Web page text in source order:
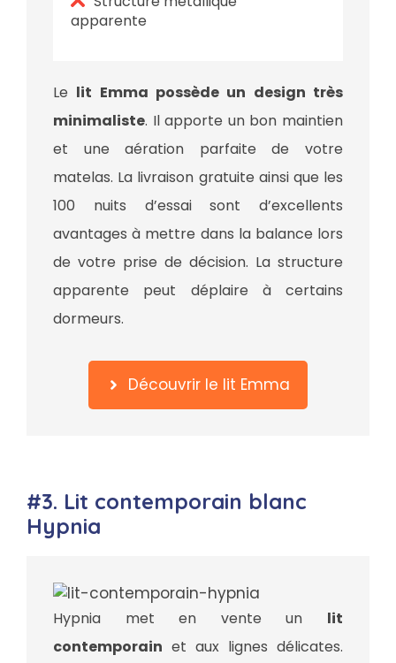
apparente
Le lit Emma possède un design très
minimaliste. Il apporte un bon maintien
et une aération parfaite de votre
matelas. La livraison gratuite ainsi que les
100 nuits d’essai sont d’excellents
avantages à mettre dans la balance lors
de votre prise de décision. La structure
apparente peut déplaire à certains
dormeurs.
Découvrir le lit Emma
#3. Lit contemporain blanc
Hypnia
Hypnia met en vente un lit
contemporain et aux lignes délicates.